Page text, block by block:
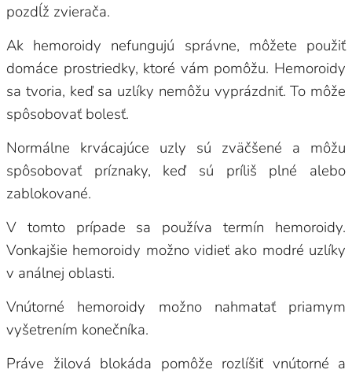
pozdĺž zvierača.
Ak hemoroidy nefungujú správne, môžete použiť
domáce prostriedky, ktoré vám pomôžu. Hemoroidy
sa tvoria, keď sa uzlíky nemôžu vyprázdniť. To môže
spôsobovať bolesť.
Normálne krvácajúce uzly sú zväčšené a môžu
spôsobovať príznaky, keď sú príliš plné alebo
zablokované.
V tomto prípade sa používa termín hemoroidy.
Vonkajšie hemoroidy možno vidieť ako modré uzlíky
v análnej oblasti.
Vnútorné hemoroidy možno nahmatať priamym
vyšetrením konečníka.
Práve žilová blokáda pomôže rozlíšiť vnútorné a